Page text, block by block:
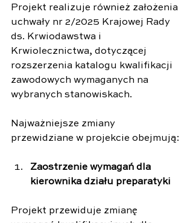
Projekt realizuje również założenia
uchwały nr 2/2025 Krajowej Rady
ds. Krwiodawstwa i
Krwiolecznictwa, dotyczącej
rozszerzenia katalogu kwalifikacji
zawodowych wymaganych na
wybranych stanowiskach.
Najważniejsze zmiany
przewidziane w projekcie obejmują:
Zaostrzenie wymagań dla
kierownika działu preparatyki
Projekt przewiduje zmianę